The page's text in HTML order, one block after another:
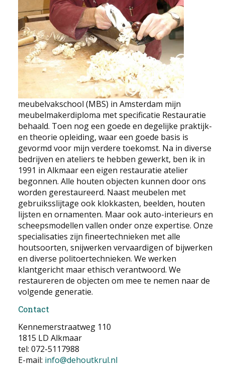
meubelvakschool (MBS) in Amsterdam mijn
meubelmakerdiploma met specificatie Restauratie
behaald. Toen nog een goede en degelijke praktijk-
en theorie opleiding, waar een goede basis is
gevormd voor mijn verdere toekomst. Na in diverse
bedrijven en ateliers te hebben gewerkt, ben ik in
1991 in Alkmaar een eigen restauratie atelier
begonnen. Alle houten objecten kunnen door ons
worden gerestaureerd. Naast meubelen met
gebruiksslijtage ook klokkasten, beelden, houten
lijsten en ornamenten. Maar ook auto-interieurs en
scheepsmodellen vallen onder onze expertise. Onze
specialisaties zijn fineertechnieken met alle
houtsoorten, snijwerken vervaardigen of bijwerken
en diverse politoertechnieken. We werken
klantgericht maar ethisch verantwoord. We
restaureren de objecten om mee te nemen naar de
volgende generatie.
Contact
Kennemerstraatweg 110
1815 LD Alkmaar
tel: 072-5117988
E-mail: info@dehoutkrul.nl